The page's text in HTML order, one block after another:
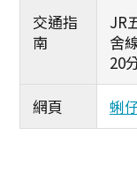
交通指
南
JR
舍
20
網頁
蜊